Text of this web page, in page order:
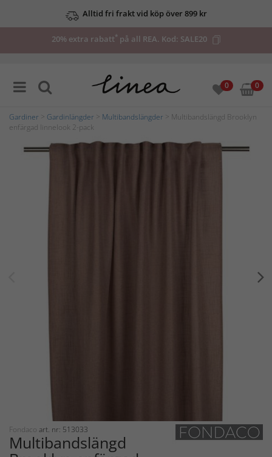
Alltid fri frakt vid köp över 899 kr
20% extra rabatt*på all REA. Kod: SALE20
0 0
Gardiner Gardinlängder Multibandslängder > Multibandslängd Brooklyn
enfärgad linnelook 2-pack
Fondaco art. nr: 513033
Multibandslängd